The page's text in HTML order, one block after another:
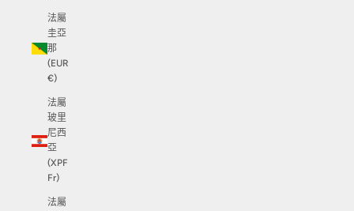
法屬
圭亞
那
(EUR
€)
法屬
玻里
尼西
亞
(XPF
Fr)
法屬